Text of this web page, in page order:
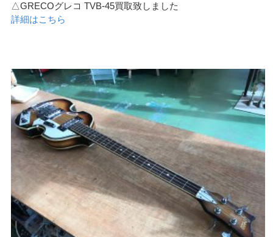
△GRECOグレコ TVB-45買取致しました
詳細はこちら